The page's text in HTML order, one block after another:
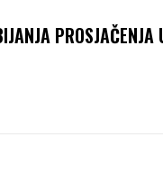
PROSJAČENJA